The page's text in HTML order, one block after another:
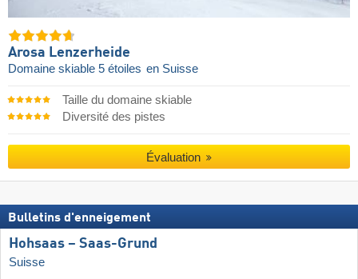
Arosa Lenzerheide
Domaine skiable 5 étoiles en Suisse
Taille du domaine skiable
Diversité des pistes
Évaluation
Bulletins d'enneigement
Hohsaas – Saas-Grund
Suisse